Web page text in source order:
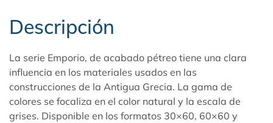
Descripción
La serie Emporio, de acabado pétreo tiene una clara
influencia en los materiales usados en las
construcciones de la Antigua Grecia. La gama de
colores se focaliza en el color natural y la escala de
grises. Disponible en los formatos 30×60, 60×60 y